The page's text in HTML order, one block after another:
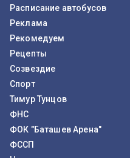
Расписание автобусов
Реклама
Рекомедуем
Рецепты
Созвездие
Спорт
Тимур Тунцов
ФНС
ФОК "Баташев Арена"
ФССП